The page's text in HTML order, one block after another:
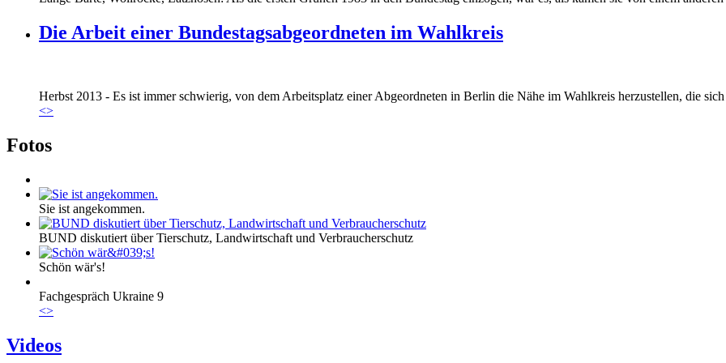
Die Arbeit einer Bundestagsabgeordneten im Wahlkreis
Marie_und_Wahlkreis.jpg
Marie_und_Wahlkreis.jpg
Herbst 2013 - Es ist immer schwierig, von dem Arbeitsplatz einer Abgeordneten in Berlin die Nähe im Wahlkreis herzustellen, die
<>
Fotos
Sie ist angekommen.
BUND diskutiert über Tierschutz, Landwirtschaft und Verbraucherschutz
Schön wär's!
Fachgespräch Ukraine 9
<>
Videos